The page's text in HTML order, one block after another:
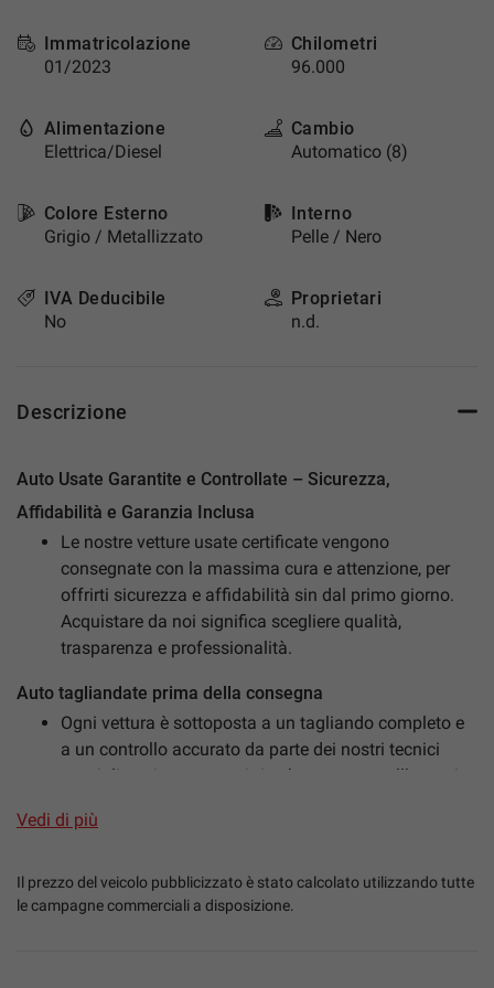
Immatricolazione
01/2023
Chilometri
96.000
Alimentazione
Elettrica/Diesel
Cambio
Automatico (8)
Colore Esterno
Grigio / Metallizzato
Interno
Pelle / Nero
IVA Deducibile
No
Proprietari
n.d.
Descrizione
Auto Usate Garantite e Controllate – Sicurezza,
Affidabilità e Garanzia Inclusa
Le nostre vetture usate certificate vengono
consegnate con la massima cura e attenzione, per
offrirti sicurezza e affidabilità sin dal primo giorno.
Acquistare da noi significa scegliere qualità,
trasparenza e professionalità.
Auto tagliandate prima della consegna
Ogni vettura è sottoposta a un tagliando completo e
a un controllo accurato da parte dei nostri tecnici
specializzati, per garantirti un’auto pronta all’uso e in
Sanificazione totale dell’abitacolo per la tua
sicurezza, igiene e comfort, con trattamenti specifici
Vedi di più
Il prezzo del veicolo pubblicizzato è stato calcolato utilizzando tutte
le campagne commerciali a disposizione.
strumenti
rimanda
alla
Puoi
rivedere
modificare
le
tue
momento.
Cookie necessari
Cookie delle preferenze
Cookie per il miglioramento dell'esperienza utente